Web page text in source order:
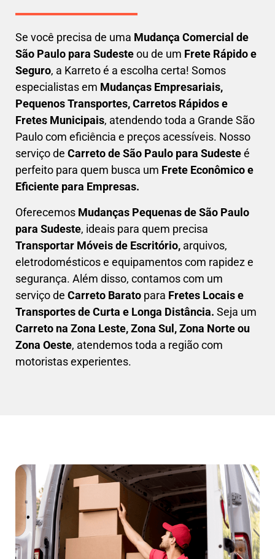
Se você precisa de uma Mudança Comercial de
São Paulo para Sudesteou de um Frete Rápido e
Seguro, a Karreto é a escolha certa! Somos
especialistas em Mudanças Empresariais,
Pequenos Transportes, Carretos Rápidos e
Fretes Municipais, atendendo toda a Grande São
Paulo com eficiência e preços acessíveis. Nosso
serviço de Carretode São Paulo para Sudesteé
perfeito para quem busca um Frete Econômico e
Eficiente para Empresas.
Oferecemos Mudanças Pequenasde São Paulo
para Sudeste, ideais para quem precisa
Transportar Móveis de Escritório, arquivos,
eletrodomésticos e equipamentos com rapidez e
segurança. Além disso, contamos com um
serviço de Carreto Barato para Fretes Locais e
Transportes de Curta e Longa Distância. Seja um
Carreto na Zona Leste, Zona Sul, Zona Norte ou
Zona Oeste, atendemos toda a região com
motoristas experientes.